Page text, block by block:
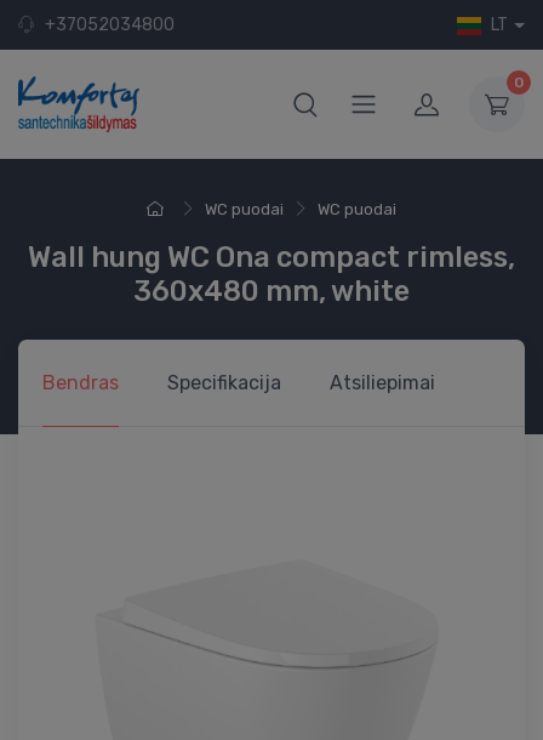
+37052034800 LT
0
WC puodai WC puodai
Wall hung WC Ona compact rimless,
360x480 mm, white
Bendras Specifikacija Atsiliepimai